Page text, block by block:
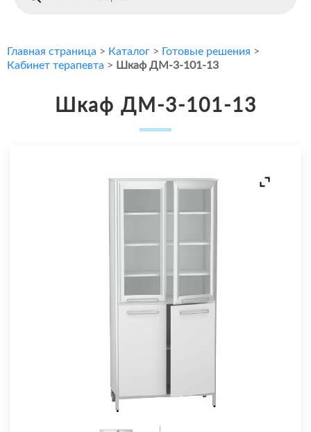
Главная страница > Каталог > Готовые решения >
Кабинет терапевта > Шкаф ДМ-3-101-13
Шкаф ДМ-3-101-13